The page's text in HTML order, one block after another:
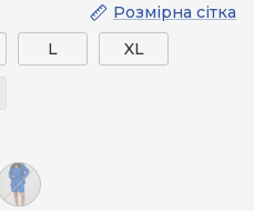
Розмірна сітка
L XL